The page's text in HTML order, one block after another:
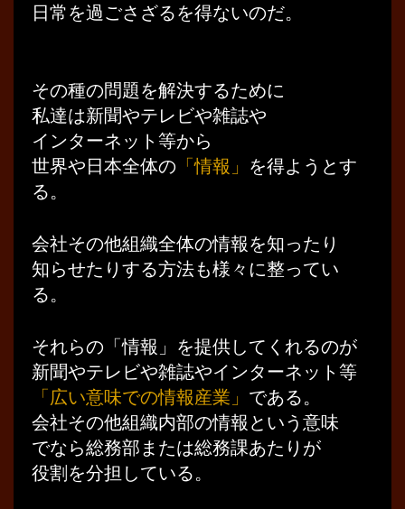
日常を過ごさざるを得ないのだ。
その種の問題を解決するために
私達は新聞やテレビや雑誌や
インターネット等から
世界や日本全体の 「情報」 を得ようとす
る。
会社その他組織全体の情報を知ったり
知らせたりする方法も様々に整ってい
る。
それらの「情報」を提供してくれるのが
新聞やテレビや雑誌やインターネット等
「広い意味での情報産業」 である。
会社その他組織内部の情報という意味
でなら総務部または総務課あたりが
役割を分担している。